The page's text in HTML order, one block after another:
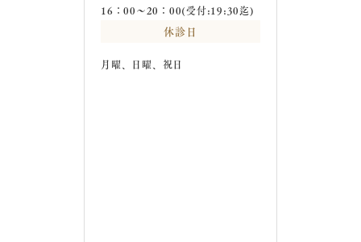
16：00～20：00(受付:19:30迄)
休診日
月曜、日曜、祝日